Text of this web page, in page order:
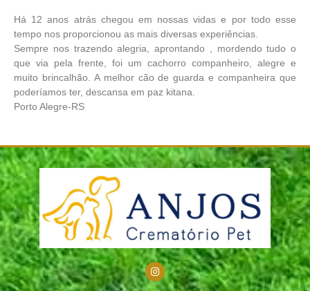
Há 12 anos atrás chegou em nossas vidas e por todo esse
tempo nos proporcionou as mais diversas experiências.
Sempre nos trazendo alegria, aprontando , mordendo tudo o
que via pela frente, foi um cachorro companheiro, alegre e
muito brincalhão. A melhor cão de guarda e companheira que
poderíamos ter, descansa em paz kitana.
Porto Alegre-RS